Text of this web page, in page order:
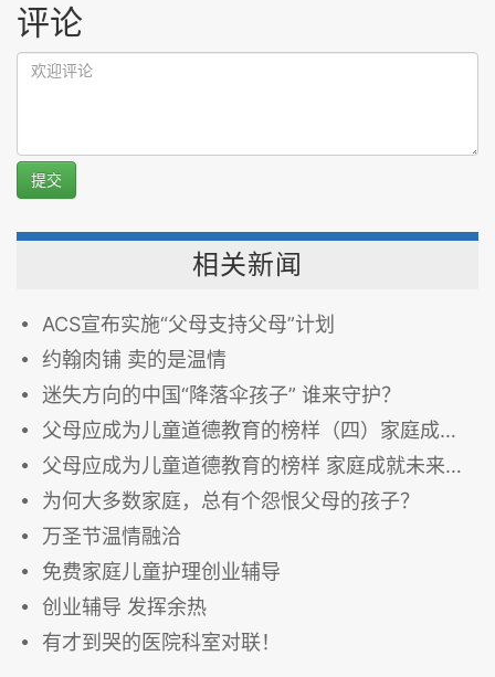
评论
提交
相关新闻
ACS宣布实施“父母支持父母”计划
约翰肉铺 卖的是温情
迷失方向的中国“降落伞孩子” 谁来守护？
父母应成为儿童道德教育的榜样（四）家庭成就未来
父母应成为儿童道德教育的榜样 家庭成就未来（三）
为何大多数家庭，总有个怨恨父母的孩子？
万圣节温情融洽
免费家庭儿童护理创业辅导
创业辅导 发挥余热
有才到哭的医院科室对联！